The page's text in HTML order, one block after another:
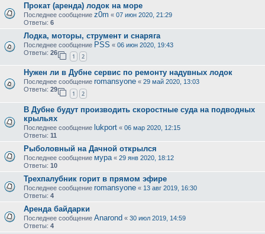
Прокат (аренда) лодок на море
Последнее сообщение z0m « 07 июн 2020, 21:29
Ответы: 6
Лодка, моторы, струмент и снаряга
Последнее сообщение PSS « 06 июн 2020, 19:43
Ответы: 26
1 2
Нужен ли в Дубне сервис по ремонту надувных лодок
Последнее сообщение romansyone « 29 май 2020, 13:03
Ответы: 29
1 2
В Дубне будут производить скоростные суда на подводных
крыльях
Последнее сообщение lukport « 06 мар 2020, 12:15
Ответы: 11
Рыболовный на Дачной открылся
Последнее сообщение мура « 29 янв 2020, 18:12
Ответы: 10
Трехпалубник горит в прямом эфире
Последнее сообщение romansyone « 13 авг 2019, 16:30
Ответы: 4
Аренда байдарки
Последнее сообщение Anarond « 30 июл 2019, 14:59
Ответы: 4